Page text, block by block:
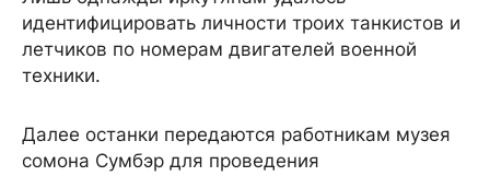
идентифицировать личности троих танкистов и
летчиков по номерам двигателей военной
техники.
Далее останки передаются работникам музея
сомона Сумбэр для проведения